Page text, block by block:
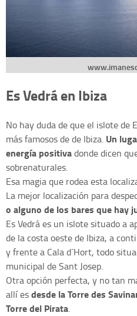
Es Vedrá en Ibiza
No hay duda de que el islote de
más famosos de de Ibiza. Un
energía positivadonde dicen
sobrenaturales.
Esa magia que rodea esta
La mejor localización para
o alguno de los bares que hay
Es Vedrá es un islote situado a
de la costa oeste de Ibiza, a
y frente a Cala d´Hort, todo
municipal de Sant Josep.
Otra opción perfecta, y no tan
allí esdesde la Torre des
Torre del Pirata.